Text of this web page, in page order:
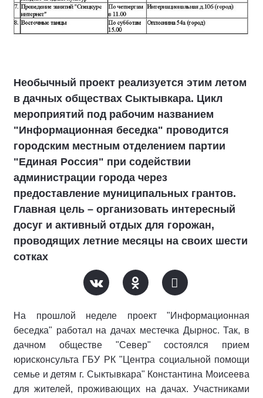
Необычный проект реализуется этим летом
в дачных обществах Сыктывкара. Цикл
мероприятий под рабочим названием
"Информационная беседка" проводится
городским местным отделением партии
"Единая Россия" при содействии
администрации города через
предоставление муниципальных грантов.
Главная цель – организовать интересный
досуг и активный отдых для горожан,
проводящих летние месяцы на своих шести
сотках
На прошлой неделе проект "Информационная
беседка" работал на дачах местечка Дырнос. Так, в
дачном обществе "Север" состоялся прием
юрисконсульта ГБУ РК "Центра социальной помощи
семье и детям г. Сыктывкара" Константина Моисеева
для жителей, проживающих на дачах. Участниками